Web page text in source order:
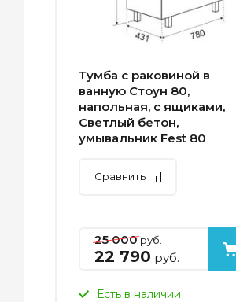
Тумба с раковиной в
ванную Стоун 80,
напольная, с ящиками,
Светлый бетон,
умывальник Fest 80
Сравнить
25 000руб.
22 790 руб.
Есть в наличии